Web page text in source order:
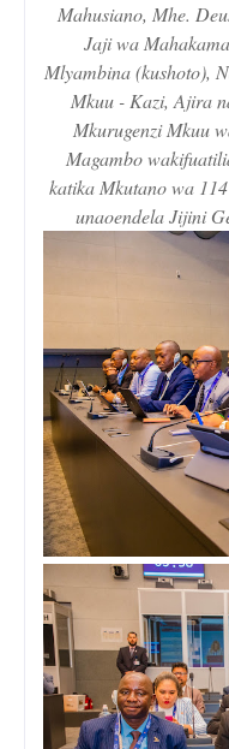
Mahusiano, Mhe.
Jaji wa
Mlyambina (kushoto),
Mkuu - Kazi, Ajira
Mkurugenzi Mkuu
Magambo
katika Mkutano wa
unaoendela Jijini